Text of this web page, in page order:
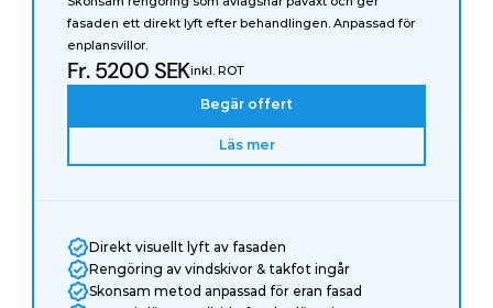
fasaden ett direkt lyft efter behandlingen. Anpassad för
enplansvillor.
Fr. 5200 SEKinkl. ROT
Begär offert
Läs mer
Direkt visuellt lyft av fasaden
Rengöring av vindskivor & takfot ingår
Skonsam metod anpassad för eran fasad